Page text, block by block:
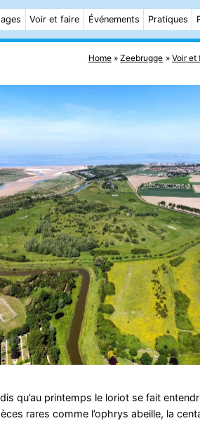
Voir et faire Événements Pratiques
Home Zeebrugge Voir et
qu’au printemps le loriot se fait
rares comme l’ophrys abeille, la